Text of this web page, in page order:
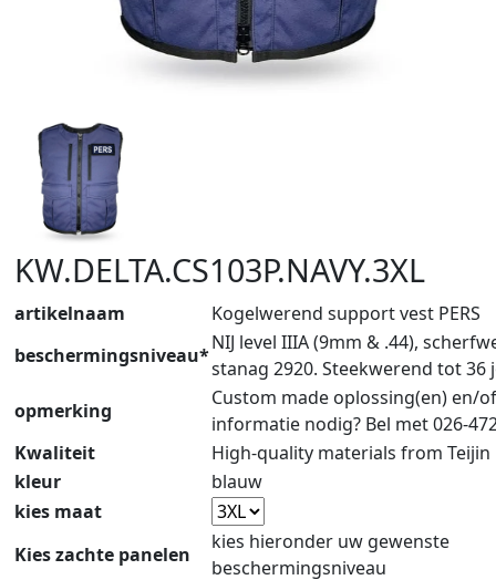
KW.DELTA.CS103P.NAVY.3XL
artikelnaam
Kogelwerend support vest PERS
beschermingsniveau*
NIJ level IIIA (9mm & .44),
stanag 2920. Steekwerend tot 36
opmerking
Custom made oplossing(en) en/
informatie nodig? Bel met 026-
Kwaliteit
High-quality materials from Teijin
kleur
blauw
kies maat
Kies zachte panelen
kies hieronder uw gewenste
beschermingsniveau